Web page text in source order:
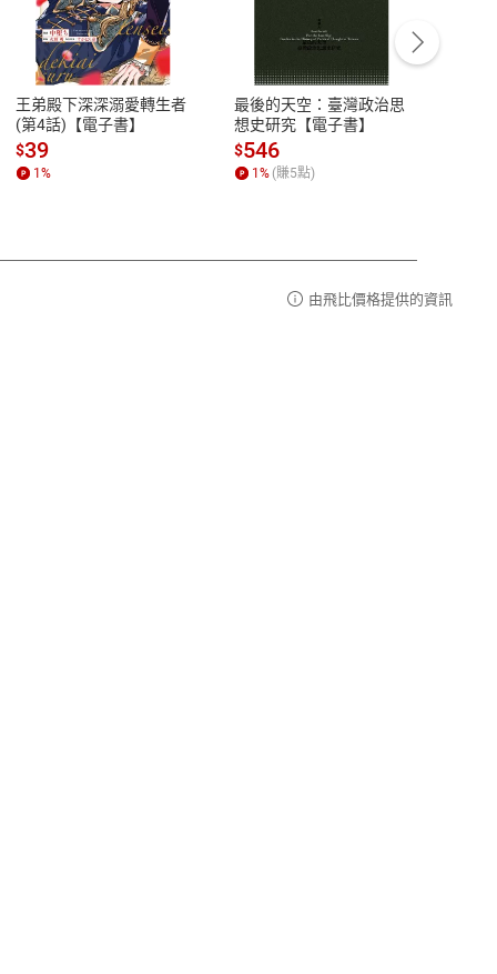
性
參
客服資訊
服務時間：週一到週五 10:00-12:00、
13:00-17:00 (國定假日及例假日休息)
客服電話：0080-1857077
王弟殿下深深溺愛轉生者
(第4話)【電子書】
$39
1%
最後的天空：臺灣政治思
想史研究【電子書】
$546
1% (賺5點)
由飛比價格提供的資訊